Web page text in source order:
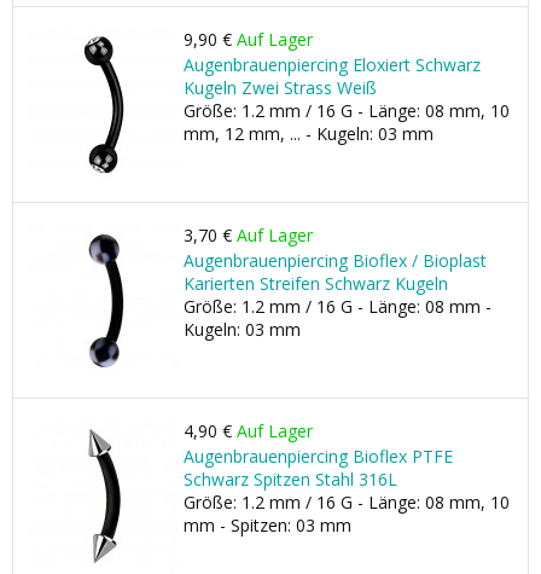
9,90 € Auf Lager
Augenbrauenpiercing Eloxiert Schwarz
Kugeln Zwei Strass Weiß
Größe: 1.2 mm / 16 G - Länge: 08 mm, 10
mm, 12 mm, ... - Kugeln: 03 mm
3,70 € Auf Lager
Augenbrauenpiercing Bioflex / Bioplast
Karierten Streifen Schwarz Kugeln
Größe: 1.2 mm / 16 G - Länge: 08 mm -
Kugeln: 03 mm
4,90 € Auf Lager
Augenbrauenpiercing Bioflex PTFE
Schwarz Spitzen Stahl 316L
Größe: 1.2 mm / 16 G - Länge: 08 mm, 10
mm - Spitzen: 03 mm